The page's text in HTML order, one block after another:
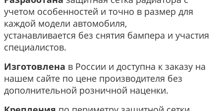
учетом особенностей и точно в размер для
каждой модели автомобиля,
устанавливается без снятия бампера и участия
специалистов.
Изготовлена в России и доступна к заказу на
нашем сайте по цене производителя без
дополнительной розничной наценки.